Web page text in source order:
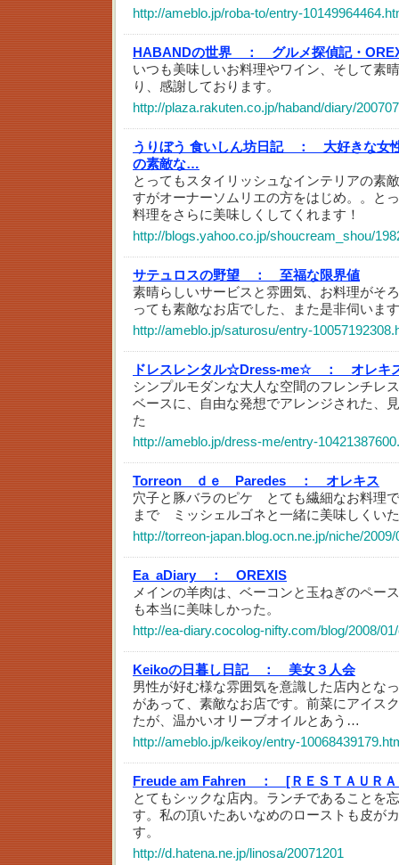
http://ameblo.jp/roba-to/entry-
HABANDの世界 ：
グルメ探偵記・
いつも美味しいお料理やワイン、そして素
り、感謝しております。
http://plaza.rakuten.co.jp/haband/diary/
うりぼう 食いしん坊日記 ：
大好きな女
の素敵な…
とってもスタイリッシュなインテリアの素
すがオーナーソムリエの方をはじめ。。と
料理をさらに美味しくしてくれます！
http://blogs.yahoo.co.jp/shoucream_shou/
サテュロスの野望 ：
至福な限界値
素晴らしいサービスと雰囲気、お料理がそ
っても素敵なお店でした、また是非伺いま
http://ameblo.jp/saturosu/entry-
ドレスレンタル☆Dress-me☆ ：
オレキ
シンプルモダンな大人な空間のフレンチレ
ベースに、自由な発想でアレンジされた、
た
http://ameblo.jp/dress-me/entry-
Torreon ｄｅ Paredes ：
オレキス
穴子と豚バラのピケ とても繊細なお料理
まで ミッシェルゴネと一緒に美味しくい
http://torreon-japan.blog.ocn.ne.jp/niche/
Ea_aDiary ：
OREXIS
メインの羊肉は、ベーコンと玉ねぎのペー
も本当に美味しかった。
http://ea-diary.cocolog-nifty.com/blog/2008/
Keikoの日暮し日記 ：
美女３人会
男性が好む様な雰囲気を意識した店内とな
があって、素敵なお店です。前菜にアイス
たが、温かいオリーブオイルとあう…
http://ameblo.jp/keikoy/entry-
Freude am Fahren ：
[ＲＥＳＴＡＵＲ
とてもシックな店内。ランチであることを
す。私の頂いたあいなめのローストも皮が
す。
http://d.hatena.ne.jp/linosa/20071201